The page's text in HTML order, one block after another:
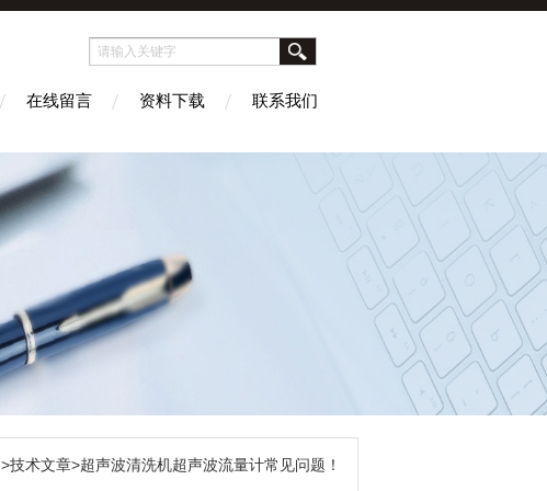
在线留言 资料下载 联系我们
>技术文章>超声波清洗机超声波流量计常见问题！